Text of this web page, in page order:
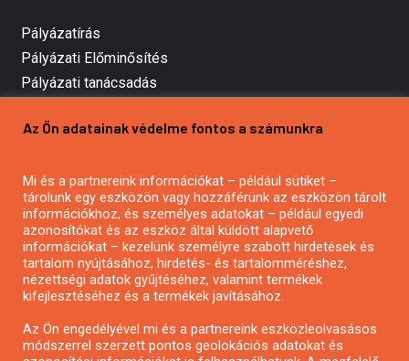
Pályázatírás
Pályázati Előminősítés
Pályázati tanácsadás
Mezőgazdasági pályázatírás
Pályázatírás civil szervezeteknek
Pályázatírás önkormányzatoknak
Pályázatfigyelés
Specifikus pályázatfigyelés vagy hírlevél
Az Ön adatainak védelme fontos a számunkra
Mi és a partnereink információkat – például sütiket –
tárolunk egy eszközön vagy hozzáférünk az eszközön tárolt
információkhoz, és személyes adatokat – például egyedi
azonosítókat és az eszköz által küldött alapvető
információkat – kezelünk személyre szabott hirdetések és
tartalom nyújtásához, hirdetés- és tartalomméréshez,
nézettségi adatok gyűjtéséhez, valamint termékek
kifejlesztéséhez és a termékek javításához.
Az Ön engedélyével mi és a partnereink eszközleolvasásos
módszerrel szerzett pontos geolokációs adatokat és